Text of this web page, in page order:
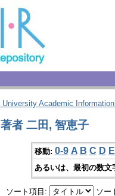
University Academic
者 二田, 智恵子
移動: 0-9 A B C D E
あるいは、最初の数
ソート項目: ソー